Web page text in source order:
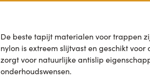
De beste tapijt materialen voor trappen
nylon is extreem slijtvast en geschikt
zorgt voor natuurlijke antislip
onderhoudswensen.